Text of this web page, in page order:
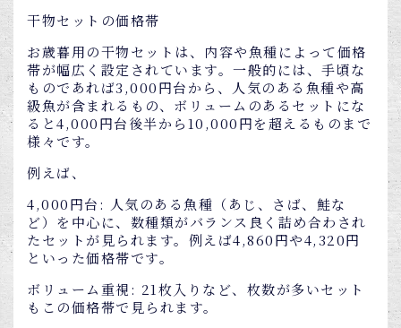
干物セットの価格帯
お歳暮用の干物セットは、内容や魚種によって価格
帯が幅広く設定されています。一般的には、手頃な
ものであれば3,000円台から、人気のある魚種や高
級魚が含まれるもの、ボリュームのあるセットにな
ると4,000円台後半から10,000円を超えるものまで
様々です。
例えば、
4,000円台: 人気のある魚種（あじ、さば、鮭な
ど）を中心に、数種類がバランス良く詰め合わされ
たセットが見られます。例えば4,860円や4,320円
といった価格帯です。
ボリューム重視: 21枚入りなど、枚数が多いセット
もこの価格帯で見られます。